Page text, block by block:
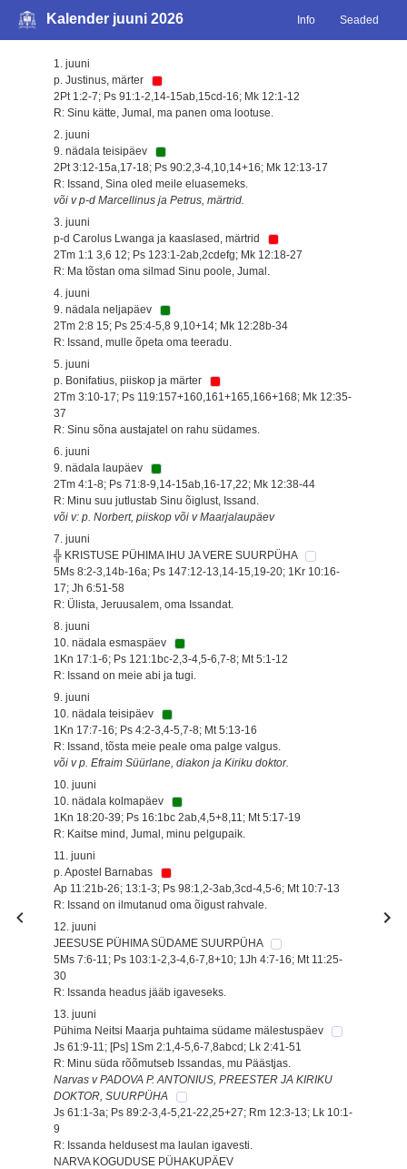
Kalender juuni 2026 Info Seaded
1. juuni
p. Justinus, märter
2Pt 1:2-7; Ps 91:1-2,14-15ab,15cd-16; Mk 12:1-12
R: Sinu kätte, Jumal, ma panen oma lootuse.
2. juuni
9. nädala teisipäev
2Pt 3:12-15a,17-18; Ps 90:2,3-4,10,14+16; Mk 12:13-17
R: Issand, Sina oled meile eluasemeks.
või v p-d Marcellinus ja Petrus, märtrid.
3. juuni
p-d Carolus Lwanga ja kaaslased, märtrid
2Tm 1:1 3,6 12; Ps 123:1-2ab,2cdefg; Mk 12:18-27
R: Ma tõstan oma silmad Sinu poole, Jumal.
4. juuni
9. nädala neljapäev
2Tm 2:8 15; Ps 25:4-5,8 9,10+14; Mk 12:28b-34
R: Issand, mulle õpeta oma teeradu.
5. juuni
p. Bonifatius, piiskop ja märter
2Tm 3:10-17; Ps 119:157+160,161+165,166+168; Mk 12:35-
37
R: Sinu sõna austajatel on rahu südames.
6. juuni
9. nädala laupäev
2Tm 4:1-8; Ps 71:8-9,14-15ab,16-17,22; Mk 12:38-44
R: Minu suu jutlustab Sinu õiglust, Issand.
või v: p. Norbert, piiskop või v Maarjalaupäev
7. juuni
╬ KRISTUSE PÜHIMA IHU JA VERE SUURPÜHA
5Ms 8:2-3,14b-16a; Ps 147:12-13,14-15,19-20; 1Kr 10:16-
17; Jh 6:51-58
R: Ülista, Jeruusalem, oma Issandat.
8. juuni
10. nädala esmaspäev
1Kn 17:1-6; Ps 121:1bc-2,3-4,5-6,7-8; Mt 5:1-12
R: Issand on meie abi ja tugi.
9. juuni
10. nädala teisipäev
1Kn 17:7-16; Ps 4:2-3,4-5,7-8; Mt 5:13-16
R: Issand, tõsta meie peale oma palge valgus.
või v p. Efraim Süürlane, diakon ja Kiriku doktor.
10. juuni
10. nädala kolmapäev
1Kn 18:20-39; Ps 16:1bc 2ab,4,5+8,11; Mt 5:17-19
R: Kaitse mind, Jumal, minu pelgupaik.
11. juuni
p. Apostel Barnabas
Ap 11:21b-26; 13:1-3; Ps 98:1,2-3ab,3cd-4,5-6; Mt 10:7-13
R: Issand on ilmutanud oma õigust rahvale.
12. juuni
JEESUSE PÜHIMA SÜDAME SUURPÜHA
5Ms 7:6-11; Ps 103:1-2,3-4,6-7,8+10; 1Jh 4:7-16; Mt 11:25-
30
R: Issanda headus jääb igaveseks.
13. juuni
Pühima Neitsi Maarja puhtaima südame mälestuspäev
Js 61:9-11; [Ps] 1Sm 2:1,4-5,6-7,8abcd; Lk 2:41-51
R: Minu süda rõõmutseb Issandas, mu Päästjas.
Narvas v PADOVA P. ANTONIUS, PREESTER JA KIRIKU
DOKTOR, SUURPÜHA
Js 61:1-3a; Ps 89:2-3,4-5,21-22,25+27; Rm 12:3-13; Lk 10:1-
9
R: Issanda heldusest ma laulan igavesti.
NARVA KOGUDUSE PÜHAKUPÄEV